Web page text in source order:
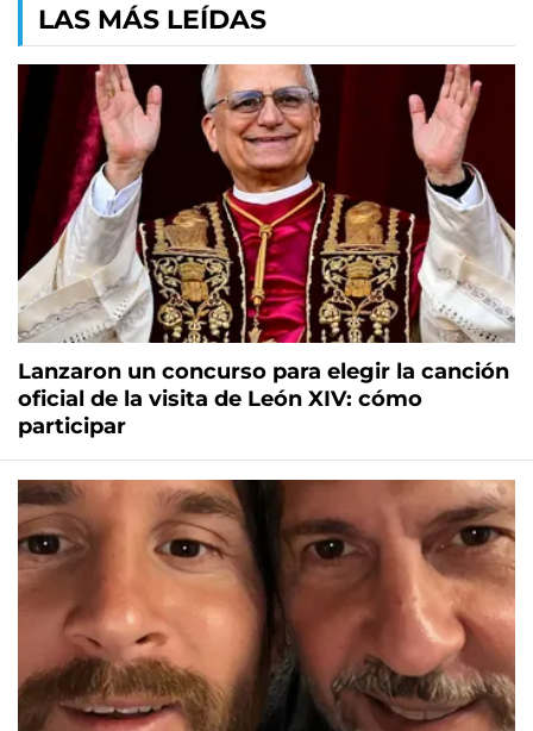
LAS MÁS LEÍDAS
Lanzaron un concurso para elegir la canción
oficial de la visita de León XIV: cómo
participar